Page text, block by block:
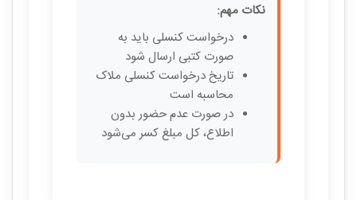
نکات مهم:
درخواست کنسلی باید به
صورت کتبی ارسال شود
تاریخ درخواست کنسلی ملاک
محاسبه است
در صورت عدم حضور بدون
اطلاع، کل مبلغ کسر می‌شود